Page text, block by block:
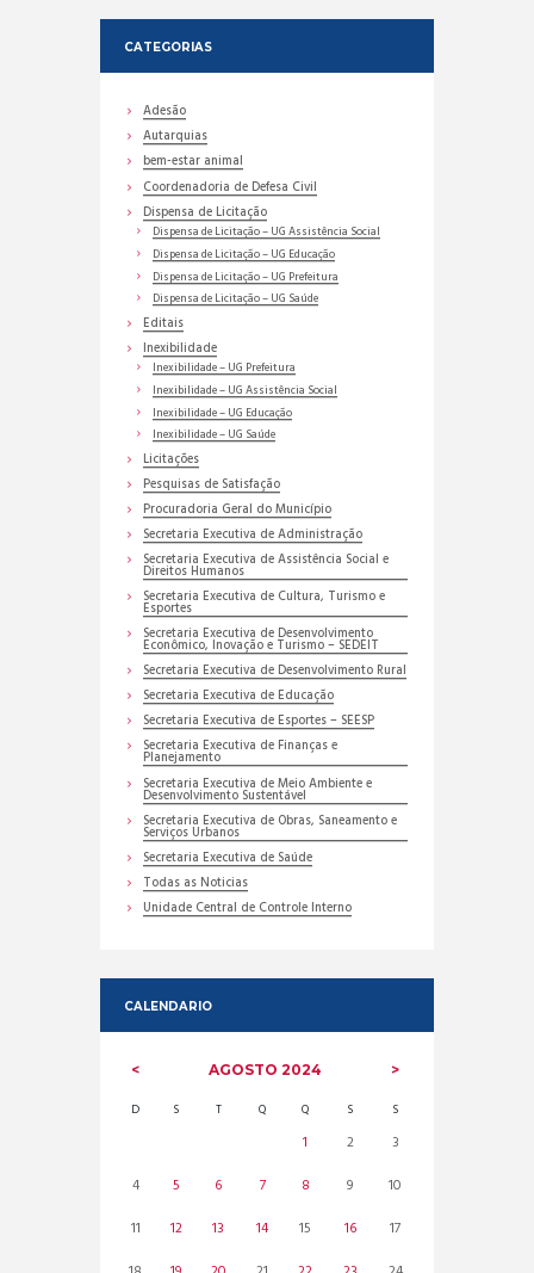
CATEGORIAS
Adesão
Autarquias
bem-estar animal
Coordenadoria de Defesa Civil
Dispensa de Licitação
Dispensa de Licitação – UG Assistência Social
Dispensa de Licitação – UG Educação
Dispensa de Licitação – UG Prefeitura
Dispensa de Licitação – UG Saúde
Editais
Inexibilidade
Inexibilidade – UG Prefeitura
Inexibilidade – UG Assistência Social
Inexibilidade – UG Educação
Inexibilidade – UG Saúde
Licitações
Pesquisas de Satisfação
Procuradoria Geral do Município
Secretaria Executiva de Administração
Secretaria Executiva de Assistência Social e
Direitos Humanos
Secretaria Executiva de Cultura, Turismo e
Esportes
Secretaria Executiva de Desenvolvimento
Econômico, Inovação e Turismo – SEDEIT
Secretaria Executiva de Desenvolvimento Rural
Secretaria Executiva de Educação
Secretaria Executiva de Esportes – SEESP
Secretaria Executiva de Finanças e
Planejamento
Secretaria Executiva de Meio Ambiente e
Desenvolvimento Sustentável
Secretaria Executiva de Obras, Saneamento e
Serviços Urbanos
Secretaria Executiva de Saúde
Todas as Noticias
Unidade Central de Controle Interno
CALENDARIO
AGOSTO 2024
D S T Q Q S S
1 2
3
4
5 6 7 8 9
10
11
12 13 14 15 16
17